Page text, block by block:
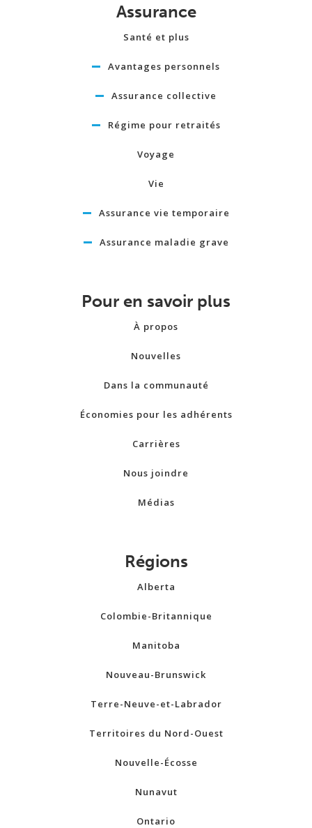
Assurance
Santé et plus
Avantages personnels
Assurance collective
Régime pour retraités
Voyage
Vie
Assurance vie temporaire
Assurance maladie grave
Pour en savoir plus
À propos
Nouvelles
Dans la communauté
Économies pour les adhérents
Carrières
Nous joindre
Médias
Régions
Alberta
Colombie-Britannique
Manitoba
Nouveau-Brunswick
Terre-Neuve-et-Labrador
Territoires du Nord-Ouest
Nouvelle-Écosse
Nunavut
Ontario